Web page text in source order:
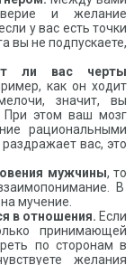
и желание
у вас есть точки
вы не подпускаете,
ли вас черты
как он ходит
значит, вы
При этом ваш мозг
рациональными
вас, это
мужчины, то
В
мучение.
в отношения. Если
принимающей
по сторонам в
желания